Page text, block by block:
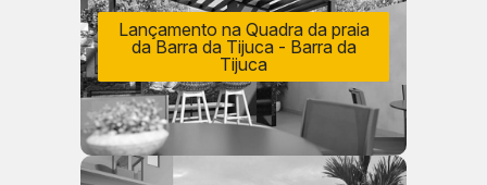
Lançamento na Quadra da praia
da Barra da Tijuca - Barra da
Tijuca